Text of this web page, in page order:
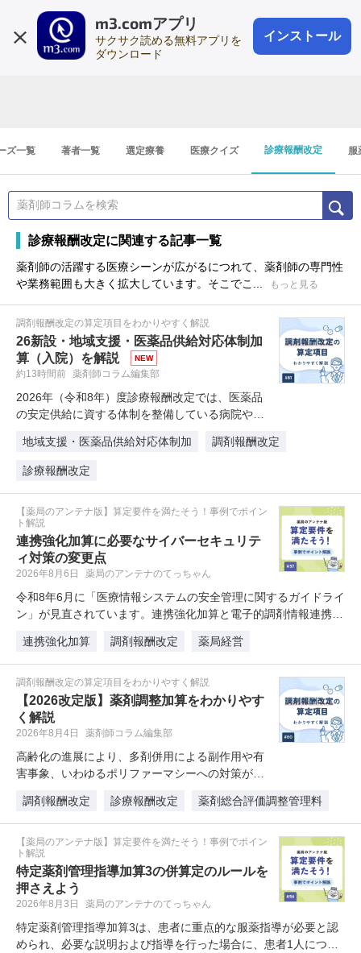
m3.comアプリ
サクサク読める無料アプリを
ダウンロード
インストール
会員登録
登録1分
ズ一覧 著者一覧 選定療養 医療クイズ 診療報酬改定 服
診療報酬改定に関連する記事一覧
薬剤師の活躍する医療シーンが広がるにつれて、薬剤師の専門性
や業務範囲も大きく拡大しています。そこでこ...
もっと見る
調剤報酬改定の算定項目をわかりやすく解説
26新設・地域支援・医薬品供給対応体制加
算（入院）を解説
NEW
約13時間前 薬剤師コラム編集部
2026年（令和8年）度診療報酬改定では、医薬品
の安定供給に資する体制を整備している病院や有
地域支援・医薬品供給対応体制加
調剤報酬改定
診療報酬改定
【薬局のアンテナ版】算定要件を満たそう！事例でポイン
ト解説
連携強化加算に必要なサイバーセキュリテ
ィ対策の変更点
2026年8月6日 薬局のアンテナのてっちゃん
令和8年6月に「医療情報システムの安全管理に関するガイドライ
ン」が見直されています。連携強化加算と電子的調剤情報連携体
連携強化加算
調剤報酬改定 薬局経営
調剤報酬改定の算定項目をわかりやすく解説
【2026改定版】薬剤調整加算をわかりやす
く解説
2026年8月4日 薬剤師コラム編集部
高齢化の進展により、多剤併用による副作用や有
害事象、いわゆるポリファーマシーへの対策が医
調剤報酬改定
診療報酬改定 薬剤総合評価調整管理料
【薬局のアンテナ版】算定要件を満たそう！事例でポイン
ト解説
特定薬剤管理指導加算3の併算定のルールを
押さえよう
2026年8月3日 薬局のアンテナのてっちゃん
特定薬剤管理指導加算3は、患者に重点的な服薬指導が必要と認
められ、必要な説明および指導を行った場合に、患者1人につき